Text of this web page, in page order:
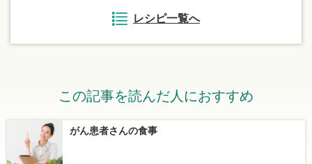
レシピ一覧へ
この記事を読んだ人におすすめ
がん患者さんの食事